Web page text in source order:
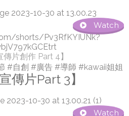
Watch
shorts/Pv3RfKYIUNk?
傳片創作 Part 4】
#自創 #廣告 #導師 #kawaii姐姐
傳片Part 3】
Watch